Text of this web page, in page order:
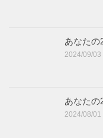
あなたの
2024/09/03
あなたの
2024/08/01